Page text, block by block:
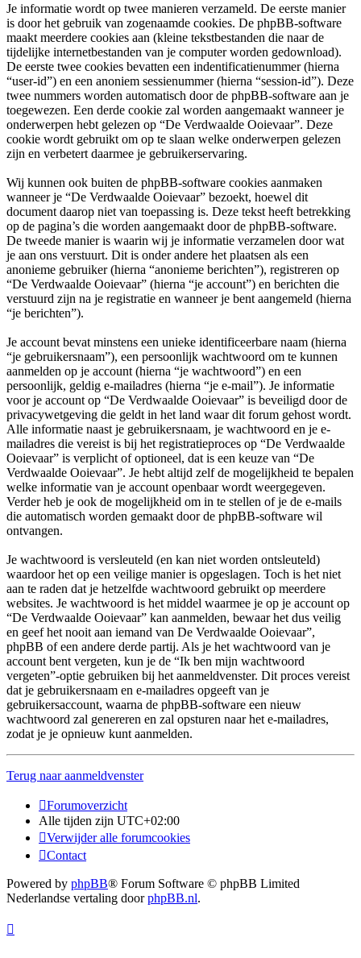
Je informatie wordt op twee manieren verzameld. De eerste manier
is door het gebruik van zogenaamde cookies. De phpBB-software
maakt meerdere cookies aan (kleine tekstbestanden die naar de
tijdelijke internetbestanden van je computer worden gedownload).
De eerste twee cookies bevatten een indentificatienummer (hierna
“user-id”) en een anoniem sessienummer (hierna “session-id”). Deze
twee nummers worden automatisch door de phpBB-software aan je
toegewezen. Een derde cookie zal worden aangemaakt wanneer je
onderwerpen hebt gelezen op “De Verdwaalde Ooievaar”. Deze
cookie wordt gebruikt om op te slaan welke onderwerpen gelezen
zijn en verbetert daarmee je gebruikerservaring.
Wij kunnen ook buiten de phpBB-software cookies aanmaken
wanneer je “De Verdwaalde Ooievaar” bezoekt, hoewel dit
document daarop niet van toepassing is. Deze tekst heeft betrekking
op de pagina’s die worden aangemaakt door de phpBB-software.
De tweede manier is waarin wij je informatie verzamelen door wat
je aan ons verstuurt. Dit is onder andere het plaatsen als een
anonieme gebruiker (hierna “anonieme berichten”), registreren op
“De Verdwaalde Ooievaar” (hierna “je account”) en berichten die
verstuurd zijn na je registratie en wanneer je bent aangemeld (hierna
“je berichten”).
Je account bevat minstens een unieke identificeerbare naam (hierna
“je gebruikersnaam”), een persoonlijk wachtwoord om te kunnen
aanmelden op je account (hierna “je wachtwoord”) en een
persoonlijk, geldig e-mailadres (hierna “je e-mail”). Je informatie
voor je account op “De Verdwaalde Ooievaar” is beveiligd door de
privacywetgeving die geldt in het land waar dit forum gehost wordt.
Alle informatie naast je gebruikersnaam, je wachtwoord en je e-
mailadres die vereist is bij het registratieproces op “De Verdwaalde
Ooievaar” is verplicht of optioneel, dat is een keuze van “De
Verdwaalde Ooievaar”. Je hebt altijd zelf de mogelijkheid te bepalen
welke informatie van je account openbaar wordt weergegeven.
Verder heb je ook de mogelijkheid om in te stellen of je de e-mails
die automatisch worden gemaakt door de phpBB-software wil
ontvangen.
Je wachtwoord is versleuteld (en kan niet worden ontsleuteld)
waardoor het op een veilige manier is opgeslagen. Toch is het niet
aan te raden dat je hetzelfde wachtwoord gebruikt op meerdere
websites. Je wachtwoord is het middel waarmee je op je account op
“De Verdwaalde Ooievaar” kan aanmelden, bewaar het dus veilig
en geef het nooit aan iemand van De Verdwaalde Ooievaar”,
phpBB of een andere derde partij. Als je het wachtwoord van je
account bent vergeten, kun je de “Ik ben mijn wachtwoord
vergeten”-optie gebruiken bij het aanmeldvenster. Dit proces vereist
dat je gebruikersnaam en e-mailadres opgeeft van je
gebruikersaccount, waarna de phpBB-software een nieuw
wachtwoord zal genereren en zal opsturen naar het e-mailadres,
zodat je je opnieuw kunt aanmelden.
Terug naar aanmeldvenster
Forumoverzicht
Alle tijden zijn UTC+02:00
Verwijder alle forumcookies
Contact
Powered by phpBB® Forum Software © phpBB Limited
Nederlandse vertaling doorphpBB.nl.